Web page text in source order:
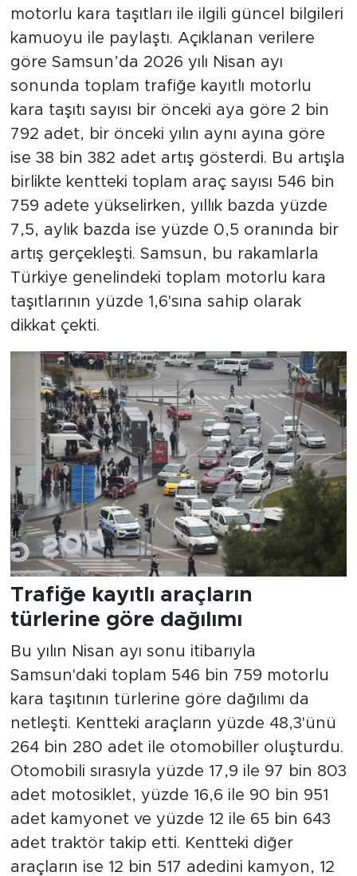
motorlu kara taşıtları ile ilgili güncel bilgileri
kamuoyu ile paylaştı. Açıklanan verilere
göre Samsun’da 2026 yılı Nisan ayı
sonunda toplam trafiğe kayıtlı motorlu
kara taşıtı sayısı bir önceki aya göre 2 bin
792 adet, bir önceki yılın aynı ayına göre
ise 38 bin 382 adet artış gösterdi. Bu artışla
birlikte kentteki toplam araç sayısı 546 bin
759 adete yükselirken, yıllık bazda yüzde
7,5, aylık bazda ise yüzde 0,5 oranında bir
artış gerçekleşti. Samsun, bu rakamlarla
Türkiye genelindeki toplam motorlu kara
taşıtlarının yüzde 1,6'sına sahip olarak
dikkat çekti.
Trafiğe kayıtlı araçların
türlerine göre dağılımı
Bu yılın Nisan ayı sonu itibarıyla
Samsun'daki toplam 546 bin 759 motorlu
kara taşıtının türlerine göre dağılımı da
netleşti. Kentteki araçların yüzde 48,3'ünü
264 bin 280 adet ile otomobiller oluşturdu.
Otomobili sırasıyla yüzde 17,9 ile 97 bin 803
adet motosiklet, yüzde 16,6 ile 90 bin 951
adet kamyonet ve yüzde 12 ile 65 bin 643
adet traktör takip etti. Kentteki diğer
araçların ise 12 bin 517 adedini kamyon, 12